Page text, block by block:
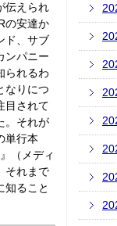
伝えられ
の安達か
ド、サブ
ンパニー
られるわ
なりにつ
目されて
。それが
単行本
（メディ
それまで
知ること